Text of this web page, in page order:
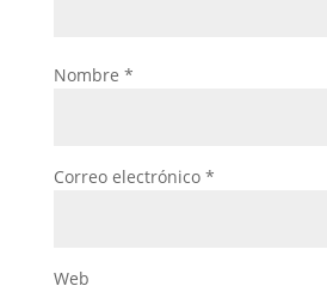
Nombre *
Correo electrónico *
Web